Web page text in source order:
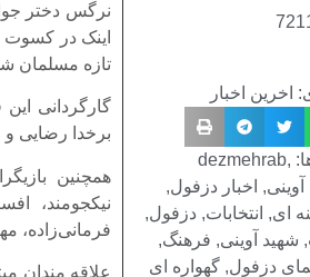
اخرین اخبار
dezmehrab,
آوینی, اخبار دزفول,
ای, انتخابات, دزفول,
, شهید آوینی, فرهنگ,
دزفول, گهواره ای
نرگس دختر
اینک در کسوت
تازه مسلمان
گارگردانی
برخدا رضایی و
همچنین
نیکجومند،
فرمانی‌زاده،